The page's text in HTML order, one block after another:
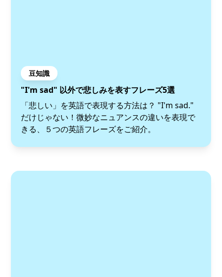
豆知識
"I'm sad" 以外で悲しみを表すフレーズ5選
「悲しい」を英語で表現する方法は？ "I'm sad."
だけじゃない！微妙なニュアンスの違いを表現で
きる、５つの英語フレーズをご紹介。